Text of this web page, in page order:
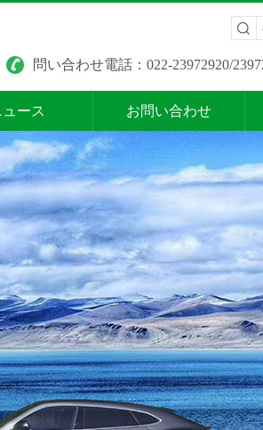
問い合わせ電話：022-23972920/
ュース お問い合わせ